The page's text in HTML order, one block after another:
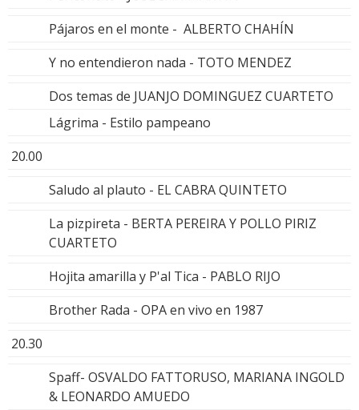
Pájaros en el monte - ALBERTO CHAHÍN
Y no entendieron nada - TOTO MENDEZ
Dos temas de JUANJO DOMINGUEZ CUARTETO
Lágrima - Estilo pampeano
20.00
Saludo al plauto - EL CABRA QUINTETO
La pizpireta - BERTA PEREIRA Y POLLO PIRIZ
CUARTETO
Hojita amarilla y P'al Tica - PABLO RIJO
Brother Rada - OPA en vivo en 1987
20.30
Spaff- OSVALDO FATTORUSO, MARIANA INGOLD
& LEONARDO AMUEDO